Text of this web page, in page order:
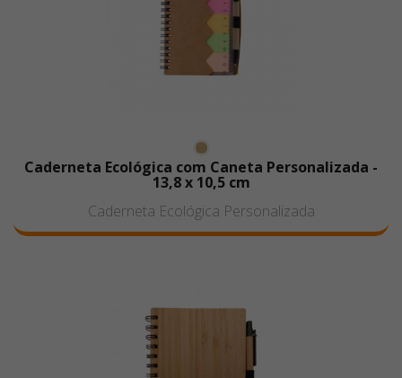
Caderneta Ecológica com Caneta Personalizada -
13,8 x 10,5 cm
Caderneta Ecológica Personalizada